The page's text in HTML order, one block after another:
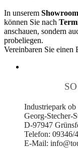
In unserem
können Sie nach
anschauen, sondern
probeliegen.
Vereinbaren Sie einen
Industriepark ob
Georg-Stecher-
D-97947
Telefon: 09346/
E-Mail: